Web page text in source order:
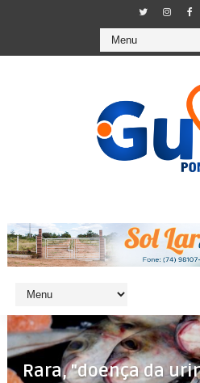
Rara, "doença da